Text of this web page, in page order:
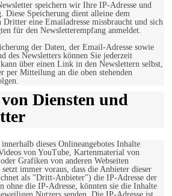
speichern wir Ihre IP-Adresse und
Diese Speicherung dient alleine dem
eine Emailadresse missbraucht und sich
für den Newsletterempfang anmeldet.
der Daten, der Email-Adresse sowie
des Newsletters können Sie jederzeit
über einen Link in den Newslettern selbst,
per Mitteilung an die oben stehenden
Diensten und
dieses Onlineangebotes Inhalte
von YouTube, Kartenmaterial von
Grafiken von anderen Webseiten
immer voraus, dass die Anbieter dieser
als "Dritt-Anbieter") die IP-Adresse der
ohne die IP-Adresse, könnten sie die Inhalte